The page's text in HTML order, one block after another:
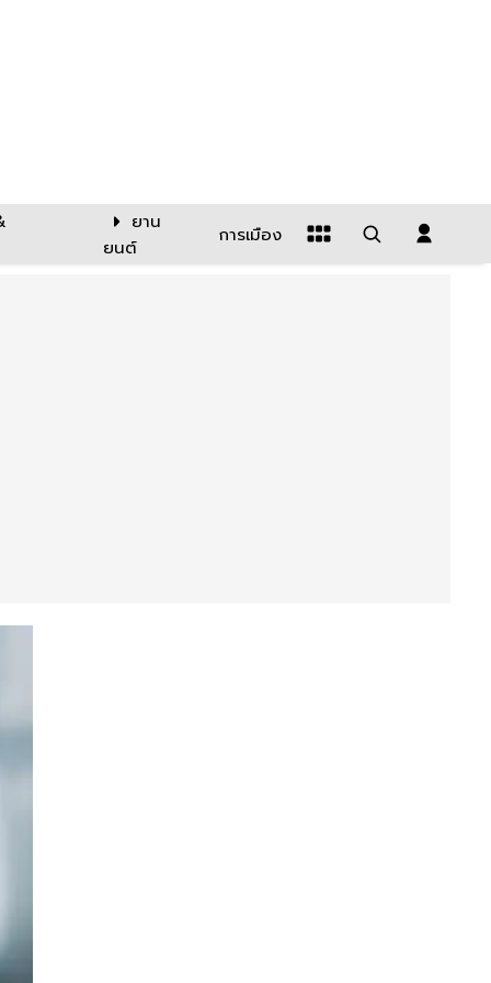
ยาน
ยนต์
การเมือง